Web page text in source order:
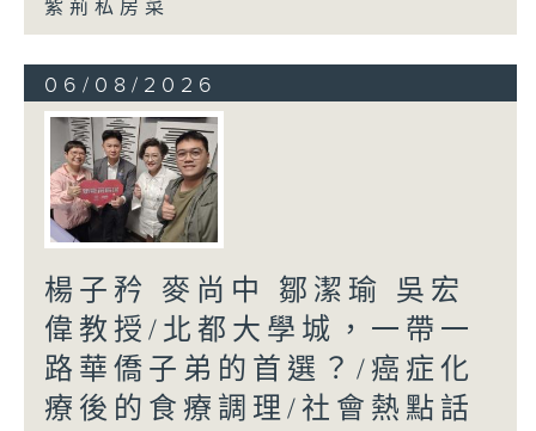
紫荊私房菜
06/08/2026
楊子矜 麥尚中 鄒潔瑜 吳宏
偉教授/北都大學城，一帶一
路華僑子弟的首選？/癌症化
療後的食療調理/社會熱點話